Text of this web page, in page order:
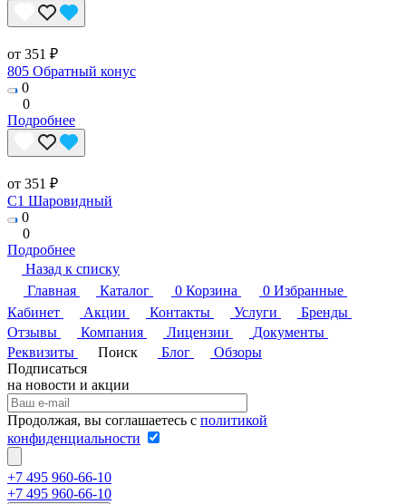
от 351 ₽
805 Обратный конус
0
0
Подробнее
от 351 ₽
C1 Шаровидный
0
0
Подробнее
Назад к списку
Главная
Каталог 0 Корзина 0 Избранные
Кабинет
Акции Контакты Услуги
Бренды
Отзывы
Компания Лицензии
Документы
Реквизиты
Поиск Блог
Обзоры
Подписаться
на новости и акции
Продолжая, вы соглашаетесь с политикой
конфиденциальности
+7 495 960-66-10
+7 495 960-66-10